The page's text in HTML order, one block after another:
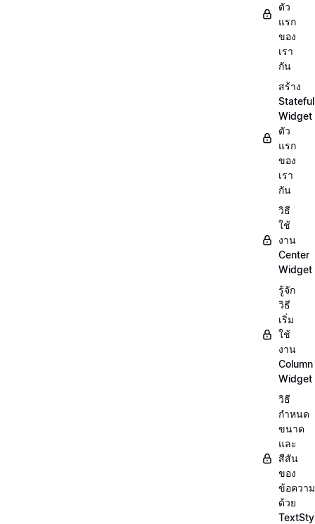
ตัว
แรก
ของ
เรา
กัน
สร้าง
Stateful
Widget
ตัว
แรก
ของ
เรา
กัน
วิธี
ใช้
งาน
Center
Widget
รู้จัก
วิธี
เริ่ม
ใช้
งาน
Column
Widget
วิธี
กำหนด
ขนาด
และ
สีสัน
ของ
ข้อความ
ด้วย